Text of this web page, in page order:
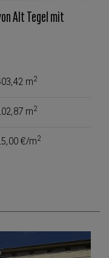
Alt Tegel mit
m2
m2
€/m2